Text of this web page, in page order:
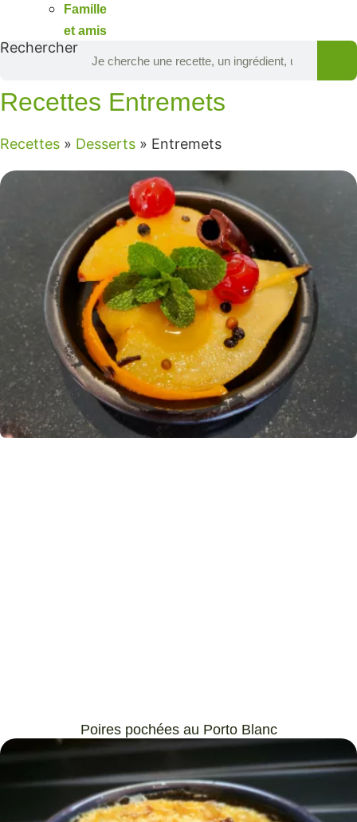
Famille
et amis
Rechercher
Recettes Entremets
Recettes » Desserts » Entremets
Poires pochées au Porto Blanc